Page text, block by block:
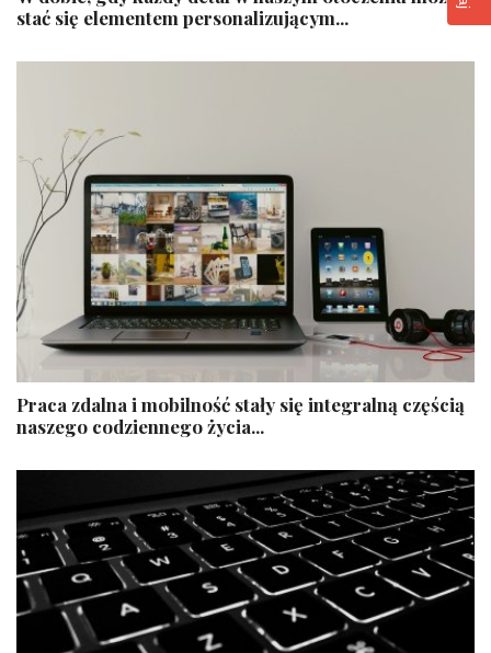
stać się elementem personalizującym...
Praca zdalna i mobilność stały się integralną częścią
naszego codziennego życia...